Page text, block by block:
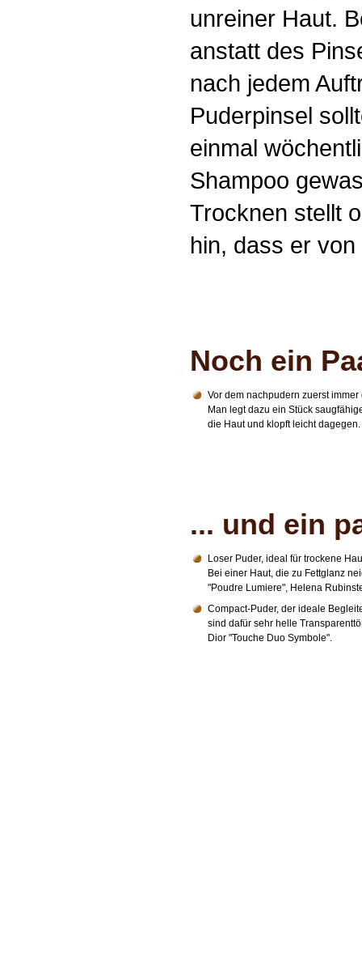
unreiner Haut.
anstatt des
nach jedem
Puderpinsel
einmal
Shampoo
Trocknen stellt
hin, dass er
Noch ein
Vor dem nachpudern zuerst
Man legt dazu ein Stück
die Haut und klopft leicht dagegen.
... und ein
Loser Puder, ideal für trockene
Bei einer Haut, die zu Fettglanz
"Poudre Lumiere", Helena
Compact-Puder, der ideale
sind dafür sehr helle
Dior "Touche Duo Symbole".